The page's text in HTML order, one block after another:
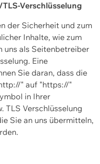
Verschlüsselung
der Sicherheit und zum
Inhalte, wie zum
uns als Seitenbetreiber
Eine
Sie daran, dass die
" auf "https://"
in Ihrer
TLS Verschlüsselung
Sie an uns übermitteln,